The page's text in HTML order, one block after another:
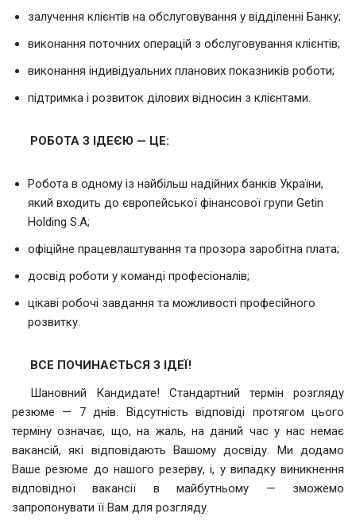
залучення клієнтів на обслуговування у відділенні Банку;
виконання поточних операцій з обслуговування клієнтів;
виконання індивідуальних планових показників роботи;
підтримка і розвиток ділових відносин з клієнтами.
РОБОТА З ІДЕЄЮ — ЦЕ:
Робота в одному із найбільш надійних банків України,
який входить до європейської фінансової групи Getin
Holding S.A;
офіційне працевлаштування та прозора заробітна плата;
досвід роботи у команді професіоналів;
цікаві робочі завдання та можливості професійного
розвитку.
ВСЕ ПОЧИНАЄТЬСЯ З ІДЕЇ!
Шановний Кандидате! Стандартний термін розгляду
резюме — 7 днів. Відсутність відповіді протягом цього
терміну означає, що, на жаль, на даний час у нас немає
вакансій, які відповідають Вашому досвіду. Ми додамо
Ваше резюме до нашого резерву, і, у випадку виникнення
відповідної вакансії в майбутньому — зможемо
запропонувати її Вам для розгляду.